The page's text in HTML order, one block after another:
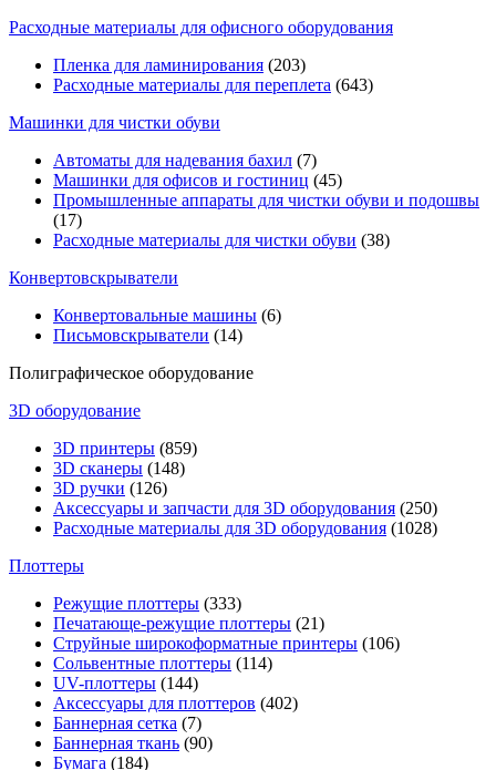
Расходные материалы для офисного оборудования
Пленка для ламинирования (203)
Расходные материалы для переплета (643)
Машинки для чистки обуви
Автоматы для надевания бахил (7)
Машинки для офисов и гостиниц (45)
Промышленные аппараты для чистки обуви и подошвы
(17)
Расходные материалы для чистки обуви (38)
Конвертовскрыватели
Конвертовальные машины (6)
Письмовскрыватели (14)
Полиграфическое оборудование
3D оборудование
3D принтеры (859)
3D сканеры (148)
3D ручки (126)
Аксессуары и запчасти для 3D оборудования (250)
Расходные материалы для 3D оборудования (1028)
Плоттеры
Режущие плоттеры (333)
Печатающе-режущие плоттеры (21)
Струйные широкоформатные принтеры (106)
Сольвентные плоттеры (114)
UV-плоттеры (144)
Аксессуары для плоттеров (402)
Баннерная сетка (7)
Баннерная ткань (90)
Бумага (184)